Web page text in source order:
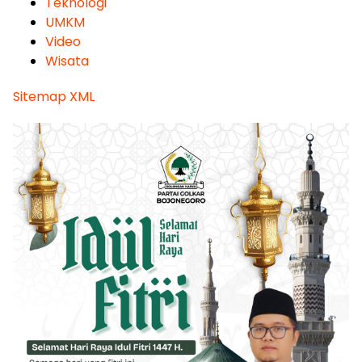
UMKM
Video
Wisata
Sitemap XML